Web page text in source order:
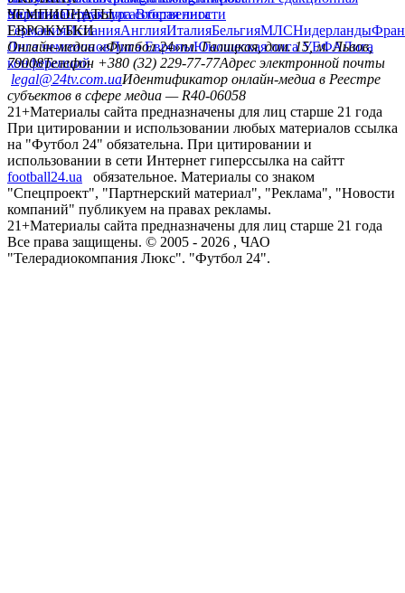
политикаСтруктура собственности
УкраинаПервая лигаВторая лига
ЧЕМПИОНАТЫ
ГерманияИспанияАнглияИталияБельгияМЛСНидерланды
ЕВРОКУБКИ
Лига чемпионовЛига ЕвропыЮношеская лига УЕФАЛига
конференций
Онлайн-медиа «Футбол 24»пл. Галицкая, дом. 15, м. Львов,
79008Телефон +380 (32) 229-77-77Адрес электронной почты
legal@24tv.com.uaИдентификатор онлайн-медиа в Реестре
субъектов в сфере медиа — R40-06058
21+Материалы сайта предназначены для лиц старше 21 года
При цитировании и использовании любых материалов ссылка
на "Футбол 24" обязательна. При цитировании и
использовании в сети Интернет гиперссылка на сайтт
football24.ua
обязательное. Материалы со знаком
"Спецпроект", "Партнерский материал", "Реклама", "Новости
компаний" публикуем на правах рекламы.
21+Материалы сайта предназначены для лиц старше 21 года
Все права защищены. © 2005 - 2026 , ЧАО
"Телерадиокомпания Люкс". "Футбол 24".